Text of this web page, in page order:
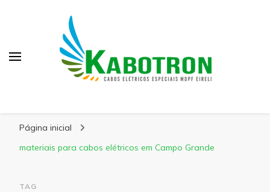
Página inicial
materiais para cabos elétricos em Campo Grande
TAG